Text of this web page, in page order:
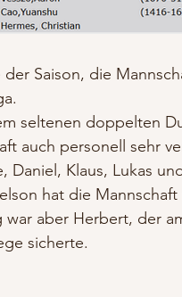
Saison, die
seltenen doppelten
auch personell sehr
Daniel, Klaus, Lukas
hat die
aber Herbert, der
sicherte.